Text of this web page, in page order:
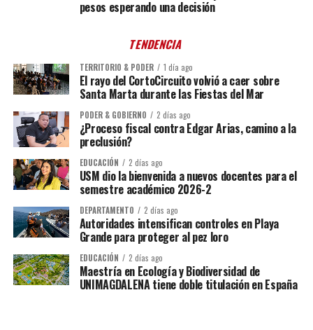
pesos esperando una decisión
TENDENCIA
TERRITORIO & PODER 1 día ago
El rayo del CortoCircuito volvió a caer sobre
Santa Marta durante las Fiestas del Mar
PODER & GOBIERNO 2 días ago
¿Proceso fiscal contra Edgar Arias, camino a la
preclusión?
EDUCACIÓN 2 días ago
USM dio la bienvenida a nuevos docentes para el
semestre académico 2026-2
DEPARTAMENTO 2 días ago
Autoridades intensifican controles en Playa
Grande para proteger al pez loro
EDUCACIÓN 2 días ago
Maestría en Ecología y Biodiversidad de
UNIMAGDALENA tiene doble titulación en España